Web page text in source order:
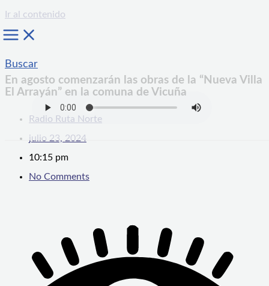
Ir al contenido
Buscar
En agosto comenzarán las obras de la “Nueva Villa
El Arrayán” en la comuna de Vicuña
Radio Ruta Norte
julio 23, 2024
10:15 pm
No Comments